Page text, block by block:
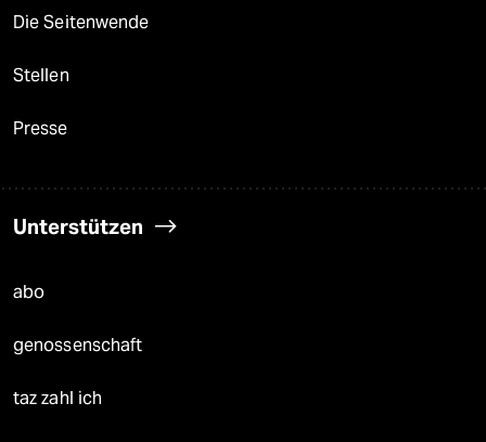
Die Seitenwende
Stellen
Presse
Unterstützen
abo
genossenschaft
taz zahl ich